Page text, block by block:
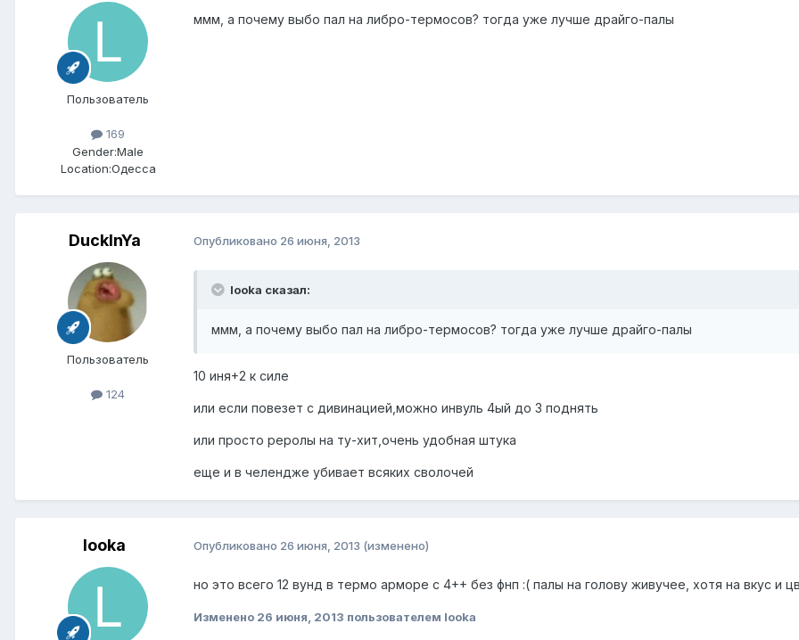
Пользователь
169
Gender:Male
Location:Одесса
ммм, а почему выбо пал на либро-термосов? тогда уже лучше драйго-палы
DuckInYa
Пользователь
124
Опубликовано 26 июня, 2013
looka сказал:
ммм, а почему выбо пал на либро-термосов? тогда уже лучше драйго-палы
10 иня+2 к силе
или если повезет с дивинацией,можно инвуль 4ый до 3 поднять
или просто реролы на ту-хит,очень удобная штука
еще и в челендже убивает всяких сволочей
looka Опубликовано 26 июня, 2013 (изменено)
но это всего 12 вунд в термо арморе с 4++ без фнп :( палы на голову живучее, хотя на вкус и
Изменено 26 июня, 2013 пользователем looka